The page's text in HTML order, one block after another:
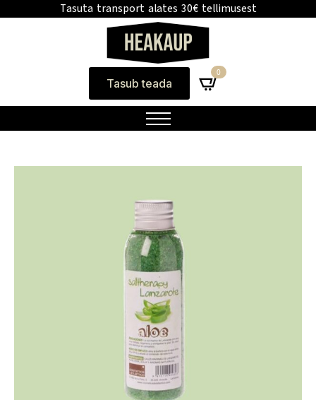
Tasuta transport alates 30€ tellimusest
Tasub teada
0